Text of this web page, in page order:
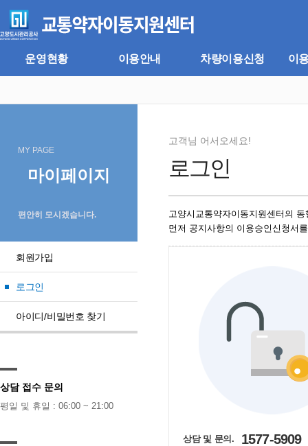
뉴
바
기
바
로
운영현황 이용안내 차량이용신청 이
마이페이지
MY PAGE
편안히 모시겠습니다.
회원가입
로그인
아이디/비밀번호 찾기
상담 접수 문의
평일 및 휴일 : 06:00 ~ 21:00
로그인
고객님 어서오세요!
고양시교통약자이동지원센터의
먼저 공지사항의 이용승인신청서
상담 및 문의. 1577-5909